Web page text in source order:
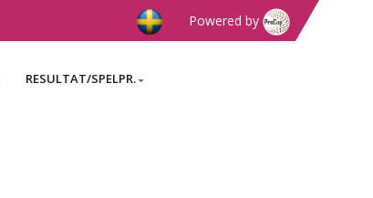
Powered by
RESULTAT/SPELPR.